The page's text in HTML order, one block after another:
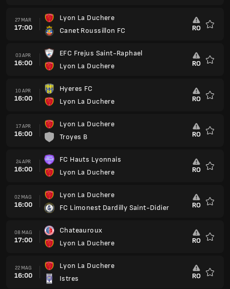
27 MAR
17:00
Lyon La Duchere
Canet Roussillon FC
RO
03 APR
16:00
EFC Frejus Saint-Raphael
Lyon La Duchere
RO
10 APR
16:00
Hyeres FC
Lyon La Duchere
RO
17 APR
16:00
Lyon La Duchere
Troyes B
RO
24 APR
16:00
FC Hauts Lyonnais
Lyon La Duchere
RO
02 MAG
16:00
Lyon La Duchere
FC Limonest Dardilly Saint-Didier
RO
08 MAG
17:00
Chateauroux
Lyon La Duchere
RO
22 MAG
16:00
Lyon La Duchere
Istres
RO